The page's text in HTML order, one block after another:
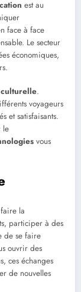
est au
face à face
Le secteur
économiques,
.
voyageurs
et satisfaisants.
le
vous
la
participer à des
de se faire
ouvrir des
ces échanges
de nouvelles